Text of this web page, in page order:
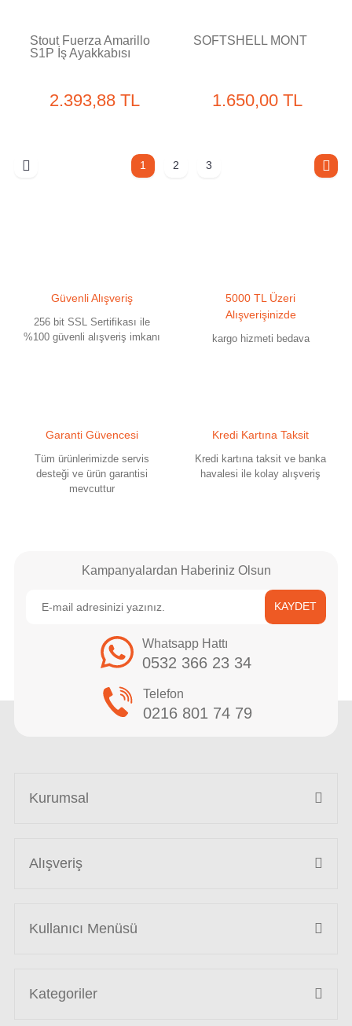
Stout Fuerza Amarillo
S1P İş Ayakkabısı
2.393,88 TL
SOFTSHELL MONT
1.650,00 TL
1 2 3
Güvenli Alışveriş
256 bit SSL Sertifikası ile
%100 güvenli alışveriş imkanı
5000 TL Üzeri
Alışverişinizde
kargo hizmeti bedava
Garanti Güvencesi
Tüm ürünlerimizde servis
desteği ve ürün garantisi
mevcuttur
Kredi Kartına Taksit
Kredi kartına taksit ve banka
havalesi ile kolay alışveriş
Kampanyalardan Haberiniz Olsun
KAYDET
Whatsapp Hattı
0532 366 23 34
Telefon
0216 801 74 79
Kurumsal
Alışveriş
Kullanıcı Menüsü
Kategoriler